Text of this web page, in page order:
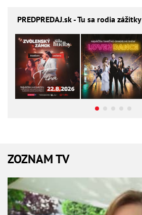
PREDPREDAJ.sk - Tu sa rodia zážitky
ZOZNAM TV